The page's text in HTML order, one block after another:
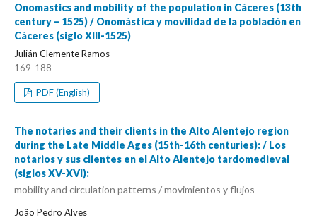
Onomastics and mobility of the population in Cáceres (13th
century – 1525) / Onomástica y movilidad de la población en
Cáceres (siglo XIII-1525)
Julián Clemente Ramos
169-188
PDF (English)
The notaries and their clients in the Alto Alentejo region
during the Late Middle Ages (15th-16th centuries): / Los
notarios y sus clientes en el Alto Alentejo tardomedieval
(siglos XV-XVI):
mobility and circulation patterns / movimientos y flujos
João Pedro Alves